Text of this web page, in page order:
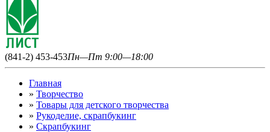
(841-2) 453-453Пн—Пт 9:00—18:00
Главная
» Творчество
» Товары для детского творчества
» Рукоделие, скрапбукинг
» Скрапбукинг